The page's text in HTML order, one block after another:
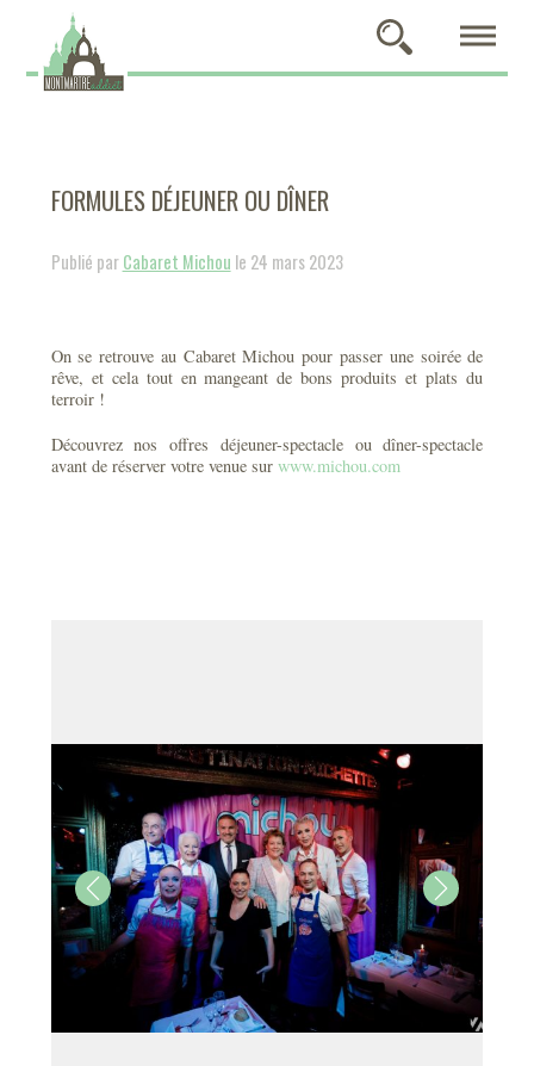
FORMULES DÉJEUNER OU DÎNER
Publié parCabaret Michou le 24 mars 2023
On se retrouve au Cabaret Michou pour passer une soirée de
rêve, et cela tout en mangeant de bons produits et plats du
terroir !
Découvrez nos offres déjeuner-spectacle ou dîner-spectacle
avant de réserver votre venue sur www.michou.com